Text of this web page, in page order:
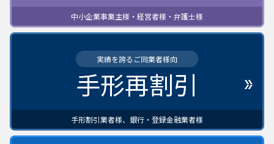
中小企業事業主様・経営者様・弁護士様
実績を誇るご同業者様向
手形再割引
手形割引業者様、銀行・登録金融業者様